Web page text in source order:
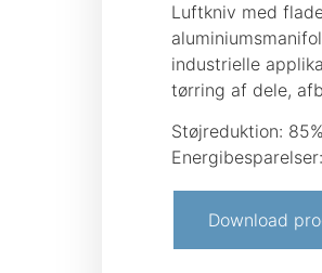
Luftkniv med
industrielle
tørring af dele,
Støjreduktion: 85%
Download